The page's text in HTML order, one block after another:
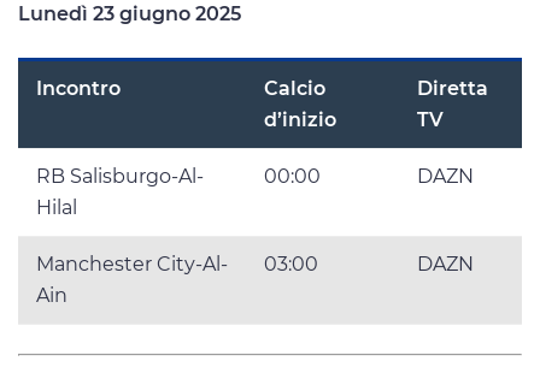
Lunedì 23 giugno 2025
Incontro
Calcio
d’inizio
Diretta
TV
RB Salisburgo-Al-
Hilal
00:00 DAZN
Manchester City-Al-
Ain
03:00 DAZN